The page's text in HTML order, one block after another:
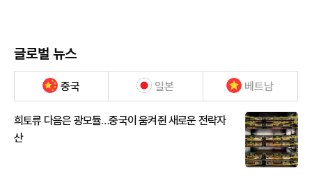
글로벌 뉴스
중국 일본 베트남
희토류 다음은 광모듈…중국이 움켜쥔 새로운 전략자
산